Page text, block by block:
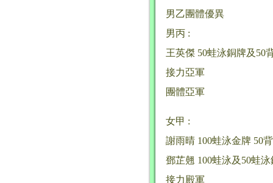
男乙團體優異
男丙 :
王英傑 50蛙泳銅牌及50
接力亞軍
團體亞軍
女甲 :
謝雨晴 100蛙泳金牌 50
鄧芷翹 100蛙泳及50蛙泳
接力殿軍